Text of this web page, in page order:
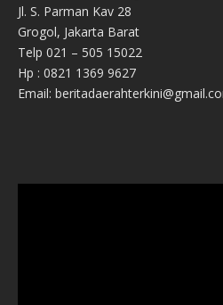
Jl. S. Parman Kav 28
Grogol, Jakarta Barat
Telp 021 – 505 15022
Hp : 0821 1369 9627
Email: